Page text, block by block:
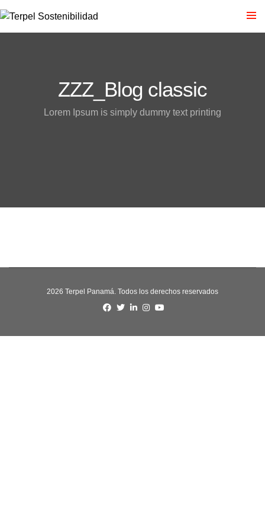
ZZZ_Blog classic
Lorem Ipsum is simply dummy text printing
2026 Terpel Panamá. Todos los derechos reservados